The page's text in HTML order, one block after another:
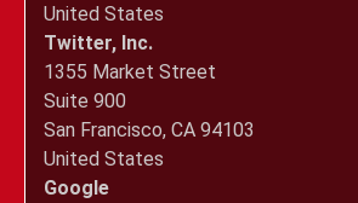
United States
Twitter, Inc.
1355 Market Street
Suite 900
San Francisco, CA 94103
United States
Google